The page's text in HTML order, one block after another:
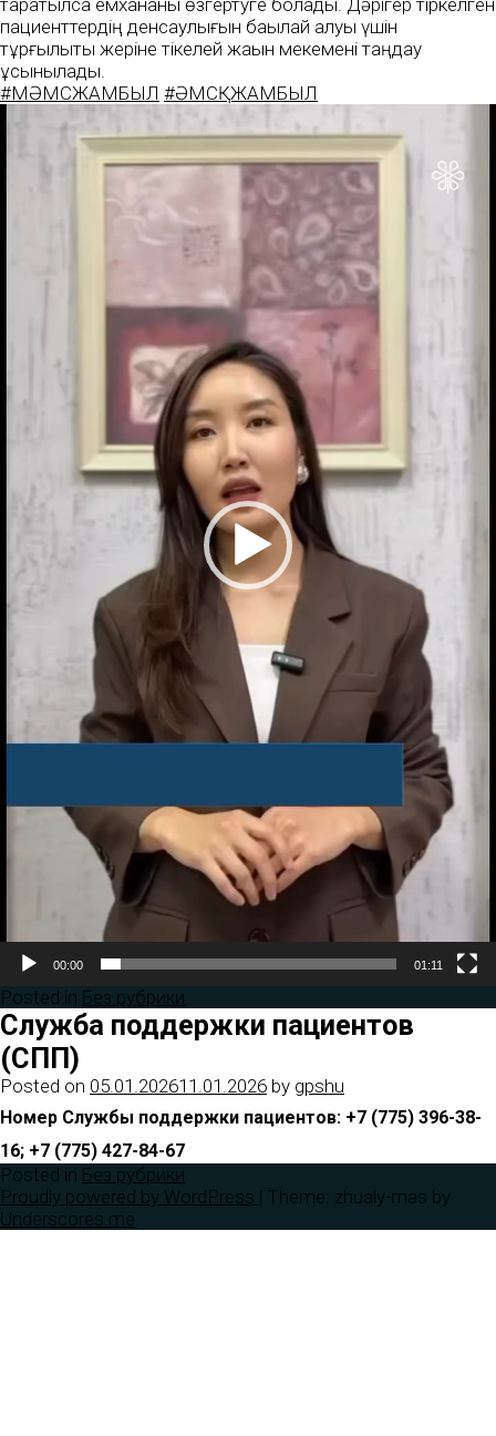
таратылса емхананы өзгертуге болады. Дәрігер тіркелген
пациенттердің денсаулығын бақылай алуы үшін
тұрғылықты жеріне тікелей жақын мекемені таңдау
ұсынылады.
#МӘМСЖАМБЫЛ #ӘМСҚЖАМБЫЛ
Видеоплеер
00:00 01:11
Posted in Без рубрики
Служба поддержки пациентов
(СПП)
Posted on 05.01.202611.01.2026 by gpshu
Номер Службы поддержки пациентов: +7 (775) 396-38-
16; +7 (775) 427-84-67
Posted in Без рубрики
Proudly powered by WordPress | Theme: zhualy-mas by
Underscores.me